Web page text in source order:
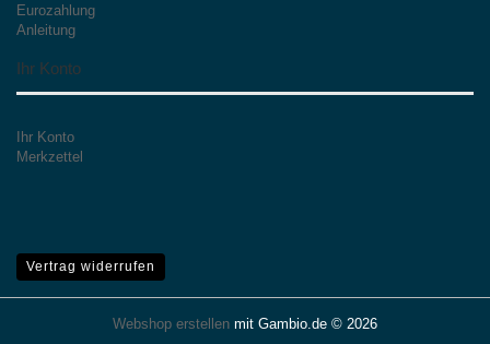
Eurozahlung
Anleitung
Ihr Konto
Ihr Konto
Merkzettel
Vertrag widerrufen
Webshop erstellen mit Gambio.de © 2026